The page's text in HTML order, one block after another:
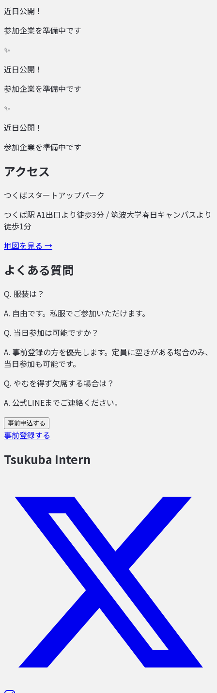
近日公開！
参加企業を準備中です
✨
近日公開！
参加企業を準備中です
✨
近日公開！
参加企業を準備中です
アクセス
つくばスタートアップパーク
つくば駅 A1出口より徒歩3分 / 筑波大学春日キャンパスより
徒歩1分
地図を見る →
よくある質問
Q. 服装は？
A. 自由です。私服でご参加いただけます。
Q. 当日参加は可能ですか？
A. 事前登録の方を優先します。定員に空きがある場合のみ、
当日参加も可能です。
Q. やむを得ず欠席する場合は？
A. 公式LINEまでご連絡ください。
事前申込する
事前登録する
Tsukuba Intern